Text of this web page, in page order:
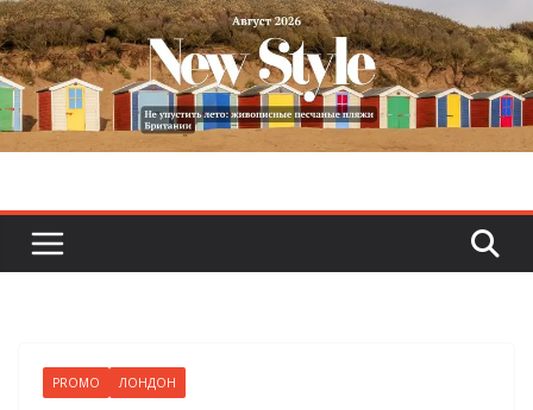
Skip
to
content
PROMO ЛОНДОН